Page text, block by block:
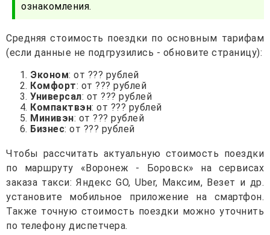
ознакомления.
Средняя стоимость поездки по основным тарифам
(если данные не подгрузились - обновите страницу):
Эконом: от ??? рублей
Комфорт: от ??? рублей
Универсал: от ??? рублей
Компактвэн: от ??? рублей
Минивэн: от ??? рублей
Бизнес: от ??? рублей
Чтобы рассчитать актуальную стоимость поездки
по маршруту «Воронеж - Боровск» на сервисах
заказа такси: Яндекс GO, Uber, Максим, Везет и др.
установите мобильное приложение на смартфон.
Также точную стоимость поездки можно уточнить
по телефону диспетчера.